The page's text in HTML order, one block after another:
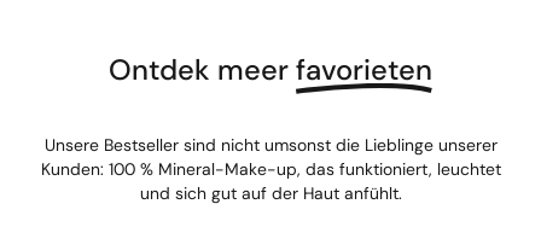
Ontdek meerfavorieten
Unsere Bestseller sind nicht umsonst die Lieblinge unserer
Kunden: 100 % Mineral-Make-up, das funktioniert, leuchtet
und sich gut auf der Haut anfühlt.